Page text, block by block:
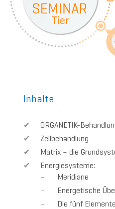
Inhalte
ORGANETIK-
Zellbehandlung
Matrix – die
Energiesysteme:
Meridiane
Energetische
Die fünf Elemente